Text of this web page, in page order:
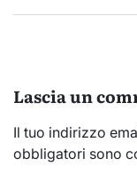
Lascia un
Il tuo indirizzo
obbligatori sono